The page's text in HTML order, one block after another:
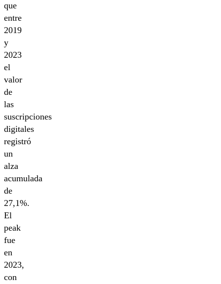
que
entre
2019
y
2023
el
valor
de
las
suscripciones
digitales
registró
un
alza
acumulada
de
27,1%.
El
peak
fue
en
2023,
con